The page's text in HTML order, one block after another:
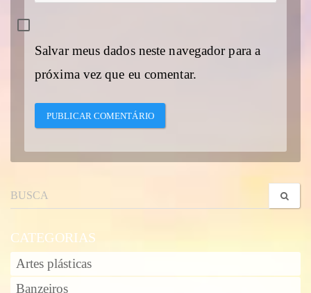
Salvar meus dados neste navegador para a
próxima vez que eu comentar.
CATEGORIAS
Artes plásticas
Banzeiros